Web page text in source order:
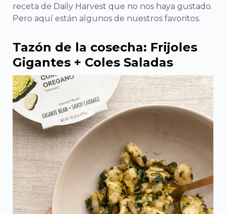
receta de Daily Harvest que no nos haya gustado.
Pero aquí están algunos de nuestros favoritos.
Tazón de la cosecha: Frijoles
Gigantes + Coles Saladas